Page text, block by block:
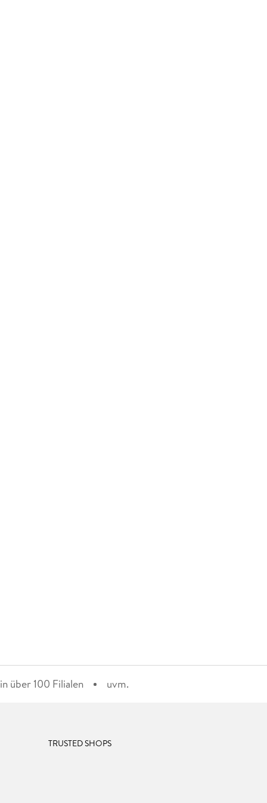
über 100 Filialen uvm.
TRUSTED SHOPS